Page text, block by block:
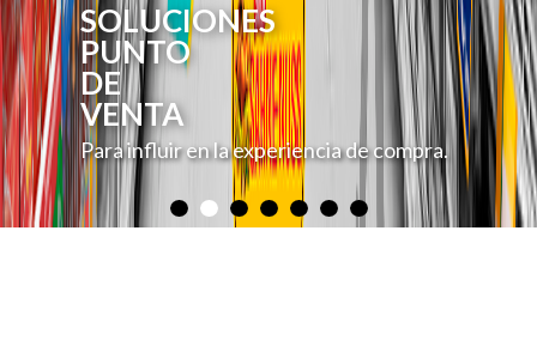
SOLUCIONES
PUNTO
DE
VENTA
Para influir en la experiencia de compra.